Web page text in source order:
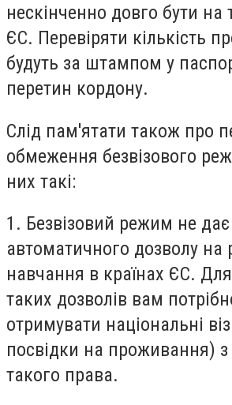
нескінченно довго бути на
ЄС. Перевіряти кількість
будуть за штампом у
перетин кордону.
Слід пам'ятати також про
обмеження безвізового
них такі:
1. Безвізовий режим не
автоматичного дозволу на
навчання в країнах ЄС.
таких дозволів вам
отримувати національні
посвідки на проживання)
такого права.